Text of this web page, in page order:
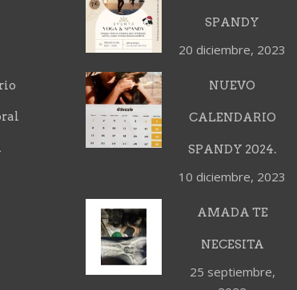
SPANDY
20 diciembre, 2023
NUEVO
CALENDARIO
SPANDY 2024.
10 diciembre, 2023
AMADA TE
NECESITA
25 septiembre,